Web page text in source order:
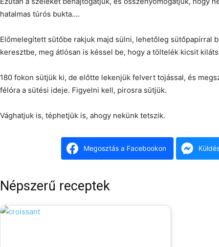
hatalmas túrós bukta….
Előmelegített sütőbe rakjuk majd sülni, lehetőleg sütőpapírral
keresztbe, meg átlósan is késsel be, hogy a töltelék kicsit
180 fokon sütjük ki, de előtte lekenjük felvert tojással, és
félóra a sütési ideje. Figyelni kell, pirosra sütjük.
Vághatjuk is, téphetjük is, ahogy nekünk tetszik.
Megosztás a Facebookon
Népszerű receptek